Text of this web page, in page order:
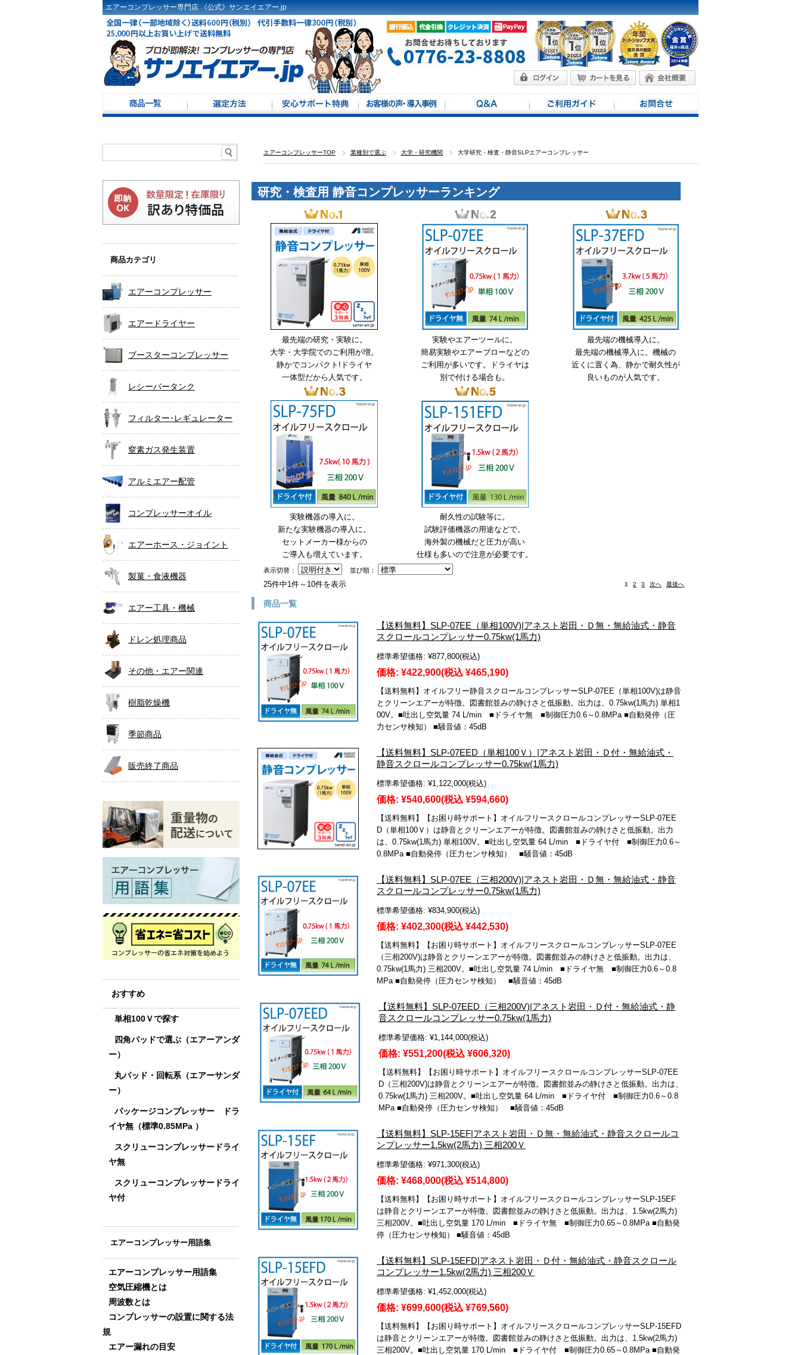
エアーコンプレッサー専門店 《公式》サンエイエアー.jp
エアーコンプレッサーTOP 業種別で選ぶ 大学・研究機関 大学研究・検査・静音SLPエアーコンプレッサー
研究・検査用 静音コンプレッサーランキング
最先端の研究・実験に。
大学・大学院でのご利用が増。
静かでコンパクト!ドライヤ
一体型だから人気です。
実験やエアーツールに。
簡易実験やエアーブローなどの
ご利用が多いです。ドライヤは
別で付ける場合も。
最先端の機械導入に。
最先端の機械導入に。機械の
近くに置く為、静かで耐久性が
良いものが人気です。
実験機器の導入に。
新たな実験機器の導入に。
セットメーカー様からの
ご導入も増えています。
耐久性の試験等に。
試験評価機器の用途などで。
海外製の機械だと圧力が高い
仕様も多いので注意が必要です。
表示切替： 並び順：
25件中1件～10件を表示 1 2 3 次へ 最後へ
商品一覧
【送料無料】SLP-07EE（単相100V)|アネスト岩田・Ｄ無・無給油式・静音
スクロールコンプレッサー0.75kw(1馬力)
標準希望価格: ¥877,800(税込)
価格: ¥422,900(税込 ¥465,190)
【送料無料】オイルフリー静音スクロールコンプレッサーSLP-07EE（単相100V)は静音
とクリーンエアーが特徴。図書館並みの静けさと低振動。出力は、0.75kw(1馬力) 単相1
00V。■吐出し空気量 74 L/min ■ドライヤ無 ■制御圧力0.6～0.8MPa ■自動発停（圧
力センサ検知） ■騒音値：45dB
【送料無料】SLP-07EED（単相100Ｖ）|アネスト岩田・Ｄ付・無給油式・
静音スクロールコンプレッサー0.75kw(1馬力)
標準希望価格: ¥1,122,000(税込)
価格: ¥540,600(税込 ¥594,660)
【送料無料】【お困り時サポート】オイルフリースクロールコンプレッサーSLP-07EE
D（単相100Ｖ）は静音とクリーンエアーが特徴。図書館並みの静けさと低振動。出力
は、0.75kw(1馬力) 単相100V。■吐出し空気量 64 L/min ■ドライヤ付 ■制御圧力0.6～
0.8MPa ■自動発停（圧力センサ検知） ■騒音値：45dB
【送料無料】SLP-07EE（三相200V)|アネスト岩田・Ｄ無・無給油式・静音
スクロールコンプレッサー0.75kw(1馬力)
標準希望価格: ¥834,900(税込)
価格: ¥402,300(税込 ¥442,530)
【送料無料】【お困り時サポート】オイルフリースクロールコンプレッサーSLP-07EE
（三相200V)は静音とクリーンエアーが特徴。図書館並みの静けさと低振動。出力は、
0.75kw(1馬力) 三相200V。■吐出し空気量 74 L/min ■ドライヤ無 ■制御圧力0.6～0.8
MPa ■自動発停（圧力センサ検知） ■騒音値：45dB
【送料無料】SLP-07EED（三相200V)|アネスト岩田・Ｄ付・無給油式・静
音スクロールコンプレッサー0.75kw(1馬力)
標準希望価格: ¥1,144,000(税込)
価格: ¥551,200(税込 ¥606,320)
【送料無料】【お困り時サポート】オイルフリースクロールコンプレッサーSLP-07EE
D（三相200V)は静音とクリーンエアーが特徴。図書館並みの静けさと低振動。出力は、
0.75kw(1馬力) 三相200V。■吐出し空気量 64 L/min ■ドライヤ付 ■制御圧力0.6～0.8
MPa ■自動発停（圧力センサ検知） ■騒音値：45dB
【送料無料】SLP-15EF|アネスト岩田・Ｄ無・無給油式・静音スクロールコ
ンプレッサー1.5kw(2馬力) 三相200Ｖ
標準希望価格: ¥971,300(税込)
価格: ¥468,000(税込 ¥514,800)
【送料無料】【お困り時サポート】オイルフリースクロールコンプレッサーSLP-15EF
は静音とクリーンエアーが特徴。図書館並みの静けさと低振動。出力は、1.5kw(2馬力)
三相200V。■吐出し空気量 170 L/min ■ドライヤ無 ■制御圧力0.65～0.8MPa ■自動発
停（圧力センサ検知） ■騒音値：45dB
【送料無料】SLP-15EFD|アネスト岩田・Ｄ付・無給油式・静音スクロール
コンプレッサー1.5kw(2馬力) 三相200Ｖ
標準希望価格: ¥1,452,000(税込)
価格: ¥699,600(税込 ¥769,560)
【送料無料】【お困り時サポート】オイルフリースクロールコンプレッサーSLP-15EFD
は静音とクリーンエアーが特徴。図書館並みの静けさと低振動。出力は、1.5kw(2馬力)
三相200V。■吐出し空気量 170 L/min ■ドライヤ付 ■制御圧力0.65～0.8MPa ■自動発
商品カテゴリ
エアーコンプレッサー
エアードライヤー
ブースターコンプレッサー
レシーバータンク
フィルター･レギュレーター
窒素ガス発生装置
アルミエアー配管
コンプレッサーオイル
エアーホース・ジョイント
製菓・食液機器
エアー工具・機械
ドレン処理商品
その他・エアー関連
樹脂乾燥機
季節商品
販売終了商品
おすすめ
単相100Ｖで探す
四角パッドで選ぶ（エアーアンダ
ー）
丸パッド・回転系（エアーサンダ
ー）
パッケージコンプレッサー ドラ
イヤ無（標準0.85MPa ）
スクリューコンプレッサードライ
ヤ無
スクリューコンプレッサードライ
ヤ付
エアーコンプレッサー用語集
エアーコンプレッサー用語集
空気圧縮機とは
周波数とは
コンプレッサーの設置に関する法
規
エアー漏れの目安